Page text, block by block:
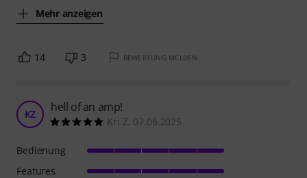
Mehr anzeigen
14 3 BEWERTUNG MELDEN
KZ hell of an amp!
Kri Z. 07.06.2025
Bedienung
Features